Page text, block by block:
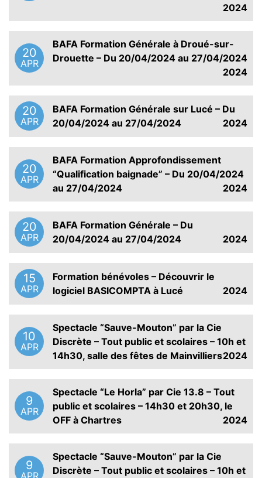
2024
20
APR
BAFA Formation Générale à Droué-sur-
Drouette – Du 20/04/2024 au 27/04/2024
2024
20
APR
BAFA Formation Générale sur Lucé – Du
20/04/2024 au 27/04/2024
2024
20
APR
BAFA Formation Approfondissement
“Qualification baignade” – Du 20/04/2024
au 27/04/2024
2024
20
APR
BAFA Formation Générale – Du
20/04/2024 au 27/04/2024
2024
15
APR
Formation bénévoles – Découvrir le
logiciel BASICOMPTA à Lucé
2024
10
APR
Spectacle “Sauve-Mouton” par la Cie
Discrète – Tout public et scolaires – 10h et
14h30, salle des fêtes de Mainvilliers2024
9
APR
Spectacle “Le Horla” par Cie 13.8 – Tout
public et scolaires – 14h30 et 20h30, le
OFF à Chartres
2024
9
APR
Spectacle “Sauve-Mouton” par la Cie
Discrète – Tout public et scolaires – 10h et